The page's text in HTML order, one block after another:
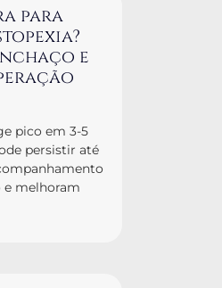
para
e
pico em 3-5
persistir até
e melhoram